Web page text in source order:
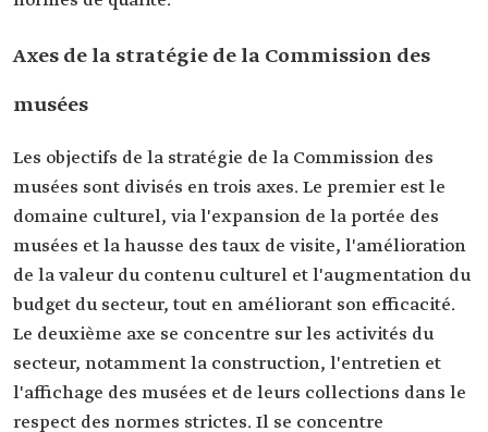
Axes de la stratégie de la Commission des
musées
Les objectifs de la stratégie de la Commission des
musées sont divisés en trois axes. Le premier est le
domaine culturel, via l'expansion de la portée des
musées et la hausse des taux de visite, l'amélioration
de la valeur du contenu culturel et l'augmentation du
budget du secteur, tout en améliorant son efficacité.
Le deuxième axe se concentre sur les activités du
secteur, notamment la construction, l'entretien et
l'affichage des musées et de leurs collections dans le
respect des normes strictes. Il se concentre